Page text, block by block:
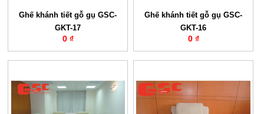
Ghế khánh tiết gỗ gụ GSC-
GKT-17
0 ₫
Ghế khánh tiết gỗ gụ GSC-
GKT-16
0 ₫